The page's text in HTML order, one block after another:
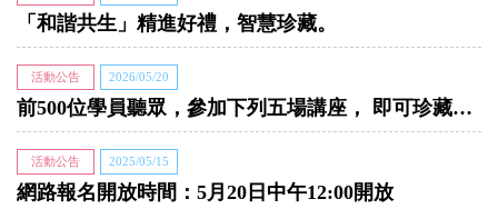
「和諧共生」精進好禮，智慧珍藏。
活動公告 2026/05/20
前500位學員聽眾，參加下列五場講座， 即可珍藏限量精緻紀念手機架！
活動公告 2025/05/15
網路報名開放時間：5月20日中午12:00開放